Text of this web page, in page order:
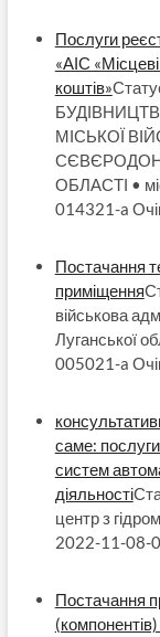
Послуги
«АІС
коштів»
МІСЬКОЇ
ОБЛАСТІ •
014321-a
Постачання
приміщення
військова
Луганської
005021-a
саме:
систем
діяльності
центр з
2022-11-08-
Постачання